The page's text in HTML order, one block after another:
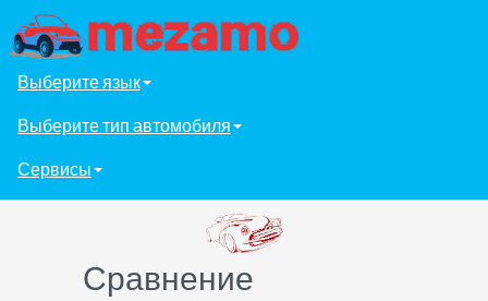
Выберите язык
Выберите тип автомобиля
Сервисы
Сравнение